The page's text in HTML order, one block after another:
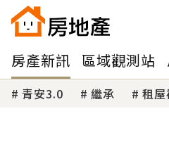
房產新訊 區域觀測站
青安3.0 繼承 租屋